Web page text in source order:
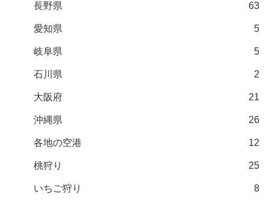
長野県 63
愛知県 5
岐阜県 5
石川県 2
大阪府 21
沖縄県 26
各地の空港 12
桃狩り 25
いちご狩り 8